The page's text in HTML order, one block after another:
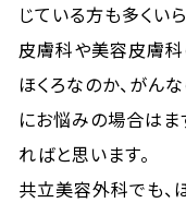
じている方も多くいら
皮膚科や美容皮膚
ほくろなのか、がん
にお悩みの場合はま
ればと思います。
共立美容外科でも、